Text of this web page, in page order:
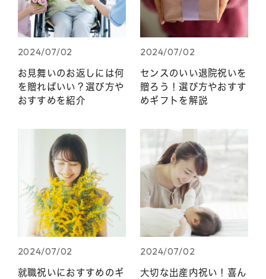
2024/07/02
お見舞いのお返しには何
を贈ればいい？選び方や
おすすめを紹介
2024/07/02
センスのいい退院祝いを
贈ろう！選び方やおすす
めギフトを解説
2024/07/02
就職祝いにおすすめのギ
2024/07/02
大切な出産内祝い！喜ん